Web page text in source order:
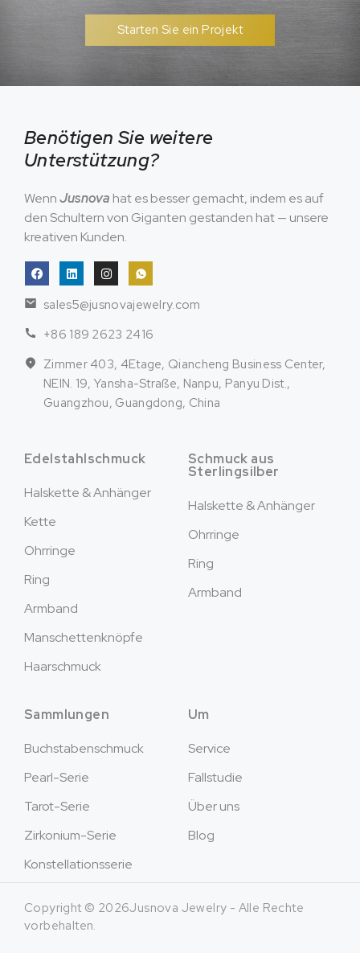
Starten Sie ein Projekt
Benötigen Sie weitere
Unterstützung?
WennJusnova hat es besser gemacht, indem es auf
den Schultern von Giganten gestanden hat — unsere
kreativen Kunden.
sales5@jusnovajewelry.com
+86 189 2623 2416
Zimmer 403, 4Etage, Qiancheng Business Center,
NEIN. 19, Yansha-Straße, Nanpu, Panyu Dist.,
Guangzhou, Guangdong, China
Edelstahlschmuck
Halskette & Anhänger
Kette
Ohrringe
Ring
Armband
Manschettenknöpfe
Haarschmuck
Schmuck aus
Sterlingsilber
Halskette & Anhänger
Ohrringe
Ring
Armband
Sammlungen
Buchstabenschmuck
Pearl-Serie
Tarot-Serie
Zirkonium-Serie
Konstellationsserie
Um
Service
Fallstudie
Über uns
Blog
Copyright © 2026Jusnova Jewelry - Alle Rechte
vorbehalten.